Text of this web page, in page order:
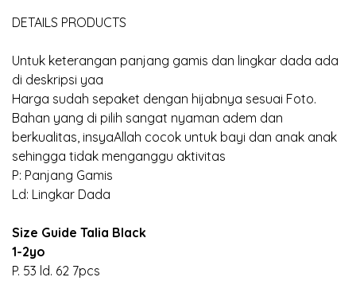
DETAILS PRODUCTS
Untuk keterangan panjang gamis dan lingkar dada ada
di deskripsi yaa
Harga sudah sepaket dengan hijabnya sesuai Foto.
Bahan yang di pilih sangat nyaman adem dan
berkualitas, insyaAllah cocok untuk bayi dan anak anak
sehingga tidak menganggu aktivitas
P: Panjang Gamis
Ld: Lingkar Dada
Size Guide Talia Black
1-2yo
P. 53 ld. 62 7pcs